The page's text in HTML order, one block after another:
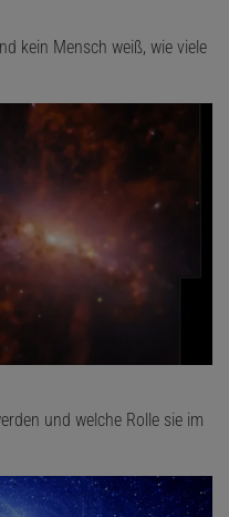
kein Mensch weiß, wie viele
und welche Rolle sie im